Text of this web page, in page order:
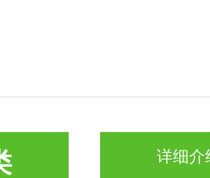
详细介